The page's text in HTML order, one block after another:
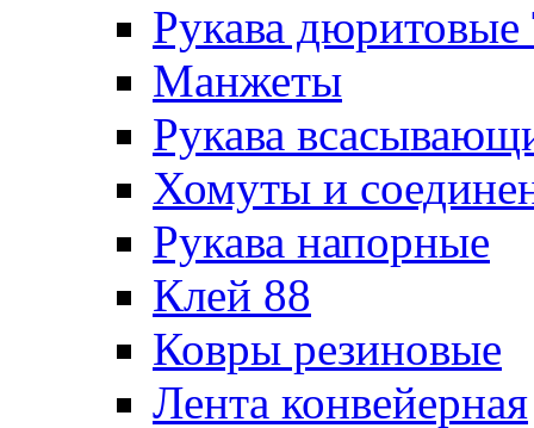
Рукава
Манжеты
Рукава
Хомуты и
Рукава напорные
Клей 88
Ковры резиновые
Лента конвейерная